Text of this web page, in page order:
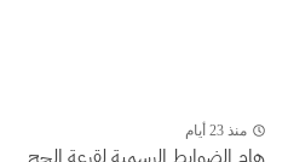
منذ 23 أيام